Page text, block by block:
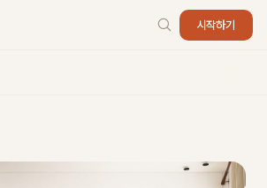
시작하기